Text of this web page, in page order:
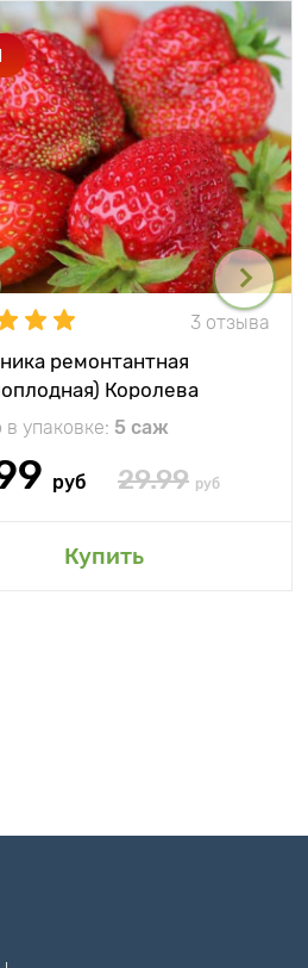
3 отзыва
ремонтантная
Королева
упаковке: 5 саж
руб 29.99 руб
Купить